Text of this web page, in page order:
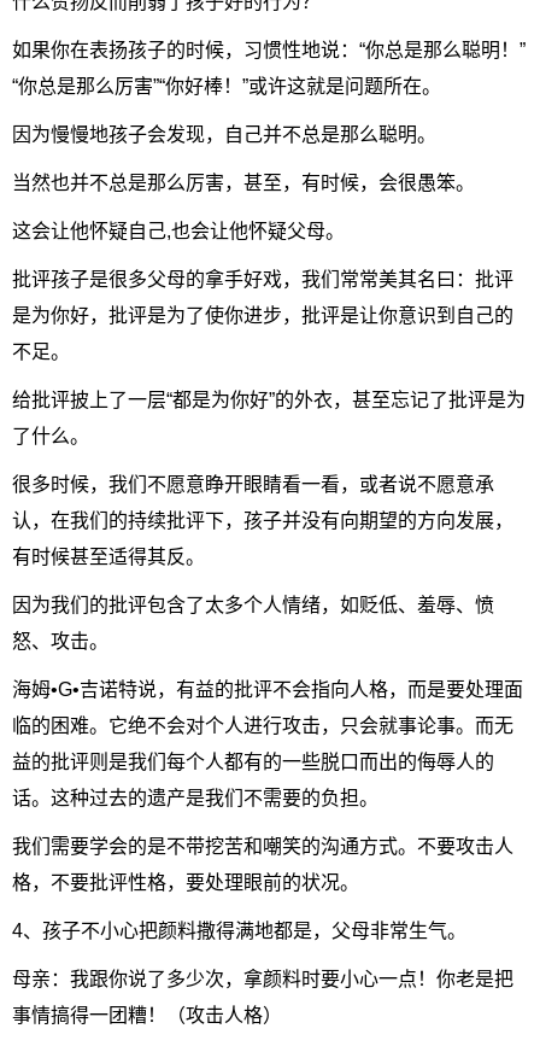
如果你在表扬孩子的时候，习惯性地说：“你总是那么聪明！”
“你总是那么厉害”“你好棒！”或许这就是问题所在。
因为慢慢地孩子会发现，自己并不总是那么聪明。
当然也并不总是那么厉害，甚至，有时候，会很愚笨。
这会让他怀疑自己,也会让他怀疑父母。
批评孩子是很多父母的拿手好戏，我们常常美其名曰：批评
是为你好，批评是为了使你进步，批评是让你意识到自己的
不足。
给批评披上了一层“都是为你好”的外衣，甚至忘记了批评是为
了什么。
很多时候，我们不愿意睁开眼睛看一看，或者说不愿意承
认，在我们的持续批评下，孩子并没有向期望的方向发展，
有时候甚至适得其反。
因为我们的批评包含了太多个人情绪，如贬低、羞辱、愤
怒、攻击。
海姆•G•吉诺特说，有益的批评不会指向人格，而是要处理面
临的困难。它绝不会对个人进行攻击，只会就事论事。而无
益的批评则是我们每个人都有的一些脱口而出的侮辱人的
话。这种过去的遗产是我们不需要的负担。
我们需要学会的是不带挖苦和嘲笑的沟通方式。不要攻击人
格，不要批评性格，要处理眼前的状况。
4、孩子不小心把颜料撒得满地都是，父母非常生气。
母亲：我跟你说了多少次，拿颜料时要小心一点！你老是把
事情搞得一团糟！（攻击人格）